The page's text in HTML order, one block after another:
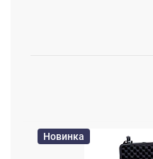
Новинка